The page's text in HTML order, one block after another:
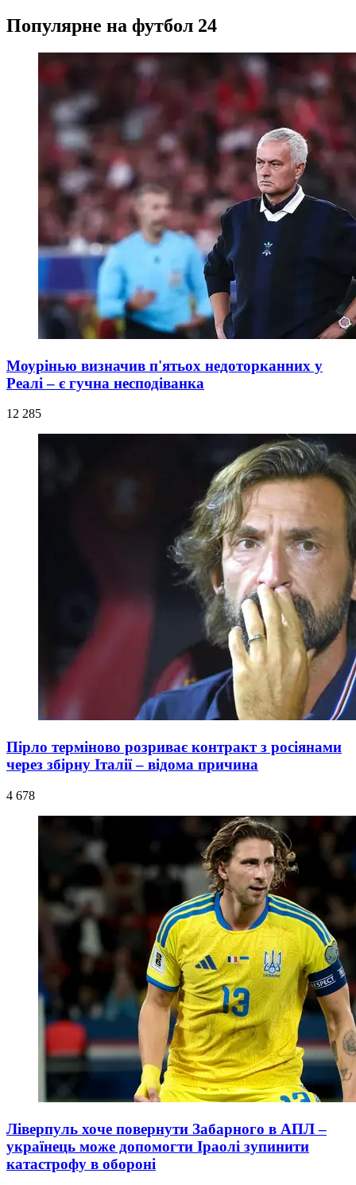
Популярне на футбол 24
Моурінью визначив п'ятьох недоторканних у
Реалі – є гучна несподіванка
12 285
Пірло терміново розриває контракт з росіянами
через збірну Італії – відома причина
4 678
Ліверпуль хоче повернути Забарного в АПЛ –
українець може допомогти Іраолі зупинити
катастрофу в обороні